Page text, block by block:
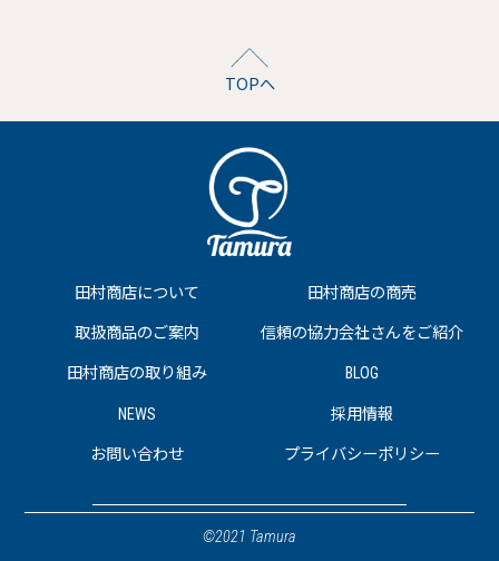
TOPへ
田村商店について 田村商店の商売
取扱商品のご案内 信頼の協力会社さんをご紹介
田村商店の取り組み BLOG
NEWS 採用情報
お問い合わせ プライバシーポリシー
©2021 Tamura